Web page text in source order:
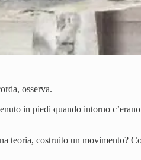
osserva.
in piedi quando intorno
teoria, costruito un movimento?